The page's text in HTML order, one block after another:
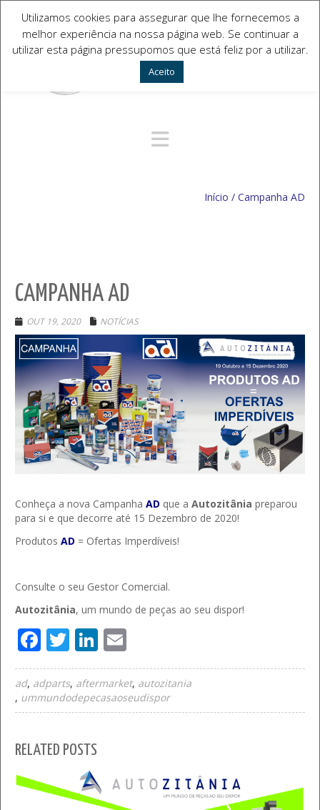
Navegação Alternativa
Início / Campanha AD
CAMPANHA AD
OUT 19, 2020 NOTÍCIAS
Conheça a nova Campanha AD que a Autozitânia preparou
para si e que decorre até 15 Dezembro de 2020!
Produtos AD = Ofertas Imperdíveis!
Consulte o seu Gestor Comercial.
Autozitânia, um mundo de peças ao seu dispor!
Facebook
TwitterLinkedIn
ad adparts aftermarket autozitania
ummundodepecasaoseudispor
RELATED POSTS
Utilizamos cookies para assegurar que lhe fornecemos a
melhor experiência na nossa página web. Se continuar a
utilizar esta página pressupomos que está feliz por a utilizar.
Aceito